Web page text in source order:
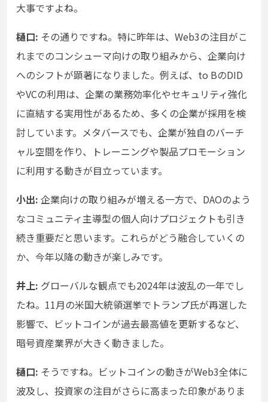
大事ですよね。
樋口: その通りですね。特に昨年は、Web3の注目がこ
れまでのコンシューマ向けの取り組みから、企業向け
へのシフトが顕著になりました。例えば、to BのDID
やVCの利用は、企業の業務効率化やセキュリティ強化
に直結する実用性があるため、多くの企業が採用を検
討しています。メタバースでも、企業が独自のバーチ
ャル空間を作り、トレーニングや製品プロモーション
に利用する動きが目立っています。
小出: 企業向けの取り組みが増える一方で、DAOのよう
なコミュニティ主導型の個人向けプロジェクトも引き
続き重要だと思います。これらがどう融合していくの
か、今年以降の動きが楽しみです。
井上: グローバルな観点でも2024年は波乱の一年でし
たね。11月の米国大統領選挙でトランプ氏が再選した
影響で、ビットコインが過去最高値を更新するなど、
暗号資産業界が大きく動きました。
樋口: そうですね。ビットコインの動きがWeb3全体に
波及し、投資家の注目がさらに高まった印象がありま